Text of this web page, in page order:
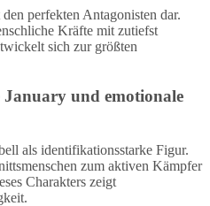
perfekten Antagonisten dar.
Kräfte mit zutiefst
sich zur größten
und emotionale
als identifikationsstarke Figur.
zum aktiven Kämpfer
Charakters zeigt